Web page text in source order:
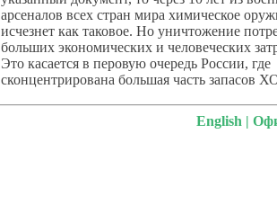
арсеналов всех стран мира химическое
исчезнет как таковое. Но уничтожение
больших экономических и человеческих
Это касается в перовую очередь России, где
сконцентрирована большая часть запасов
English |